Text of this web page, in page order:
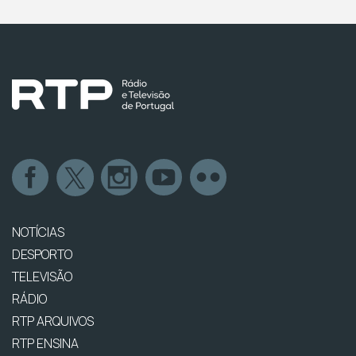
NOTÍCIAS
DESPORTO
TELEVISÃO
RÁDIO
RTP ARQUIVOS
RTP ENSINA